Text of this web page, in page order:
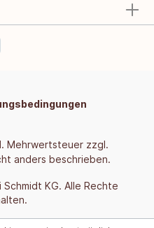
Mehrwertsteuer zzgl.
anders beschrieben.
KG. Alle Rechte